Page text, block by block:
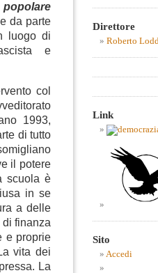
da parte
luogo di
e
col
1993,
di tutto
il potere
scuola è
in se
a delle
di finanza
e proprie
vita dei
La
Direttore
Roberto
Link
Sito
Accedi